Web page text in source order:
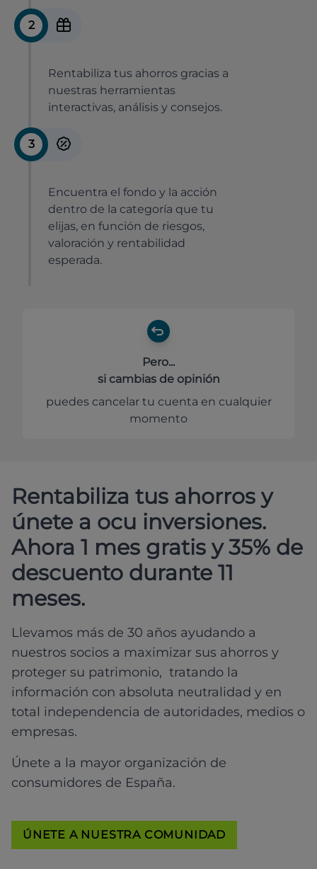
2
Rentabiliza tus ahorros gracias a
nuestras herramientas
interactivas, análisis y consejos.
3
Encuentra el fondo y la acción
dentro de la categoría que tu
elijas, en función de riesgos,
valoración y rentabilidad
esperada.
Pero...
si cambias de opinión
puedes cancelar tu cuenta en cualquier
momento
Rentabiliza tus ahorros y
únete a ocu inversiones.
Ahora 1 mes gratis y 35% de
descuento durante 11
meses.
Llevamos más de 30 años ayudando a
nuestros socios a maximizar sus ahorros y
proteger su patrimonio, tratando la
información con absoluta neutralidad y en
total independencia de autoridades, medios o
empresas.
Únete a la mayor organización de
consumidores de España.
ÚNETE A NUESTRA COMUNIDAD